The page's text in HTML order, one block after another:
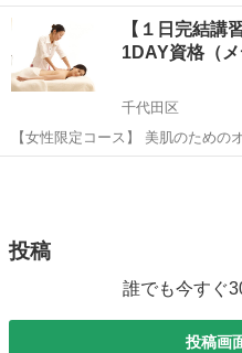
世田谷・宇奈根、野川沿いにある
の伝統的な癒し「ロミロミ」を学
世田谷区 成城学園前
【１日完結講
1DAY資格（
千代田区
【女性限定コース】 美肌のための
ュー技術が身につく１日講座です
ャルマッサージ、パックまでフル
投稿
誰でも今すぐ
投稿画